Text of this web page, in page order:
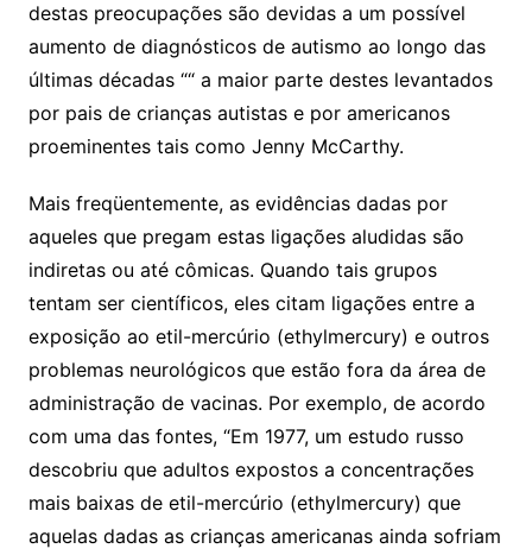
destas preocupações são devidas a um possível
aumento de diagnósticos de autismo ao longo das
últimas décadas ““ a maior parte destes levantados
por pais de crianças autistas e por americanos
proeminentes tais como Jenny McCarthy.
Mais freqüentemente, as evidências dadas por
aqueles que pregam estas ligações aludidas são
indiretas ou até cômicas. Quando tais grupos
tentam ser científicos, eles citam ligações entre a
exposição ao etil-mercúrio (ethylmercury) e outros
problemas neurológicos que estão fora da área de
administração de vacinas. Por exemplo, de acordo
com uma das fontes, “Em 1977, um estudo russo
descobriu que adultos expostos a concentrações
mais baixas de etil-mercúrio (ethylmercury) que
aquelas dadas as crianças americanas ainda sofriam